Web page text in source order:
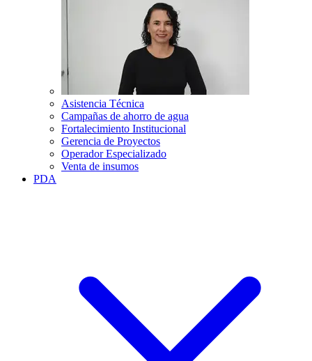
Asistencia Técnica
Campañas de ahorro de agua
Fortalecimiento Institucional
Gerencia de Proyectos
Operador Especializado
Venta de insumos
PDA